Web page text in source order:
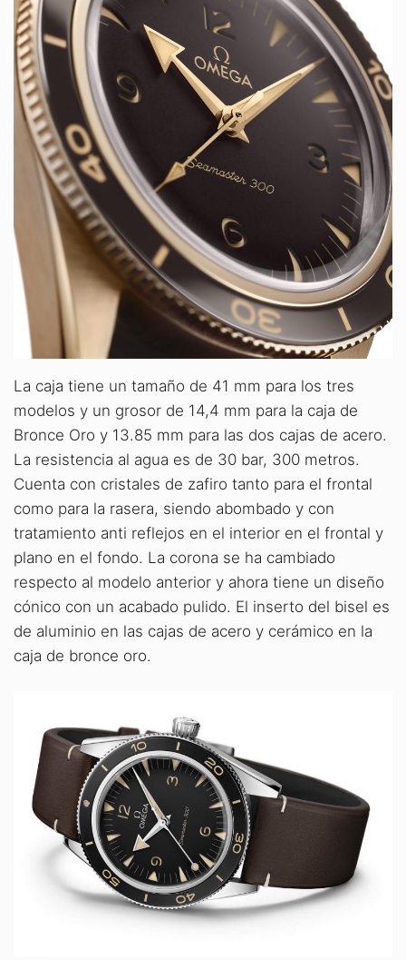
La caja tiene un tamaño de 41 mm para los tres
modelos y un grosor de 14,4 mm para la caja de
Bronce Oro y 13.85 mm para las dos cajas de acero.
La resistencia al agua es de 30 bar, 300 metros.
Cuenta con cristales de zafiro tanto para el frontal
como para la rasera, siendo abombado y con
tratamiento anti reflejos en el interior en el frontal y
plano en el fondo. La corona se ha cambiado
respecto al modelo anterior y ahora tiene un diseño
cónico con un acabado pulido. El inserto del bisel es
de aluminio en las cajas de acero y cerámico en la
caja de bronce oro.